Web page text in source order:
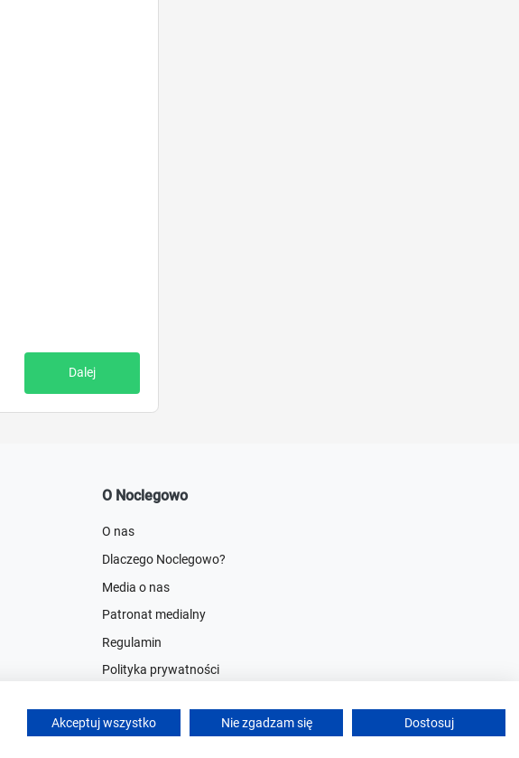
Dalej
O Noclegowo
O nas
Dlaczego Noclegowo?
Media o nas
Patronat medialny
Regulamin
Polityka prywatności
Centrum Pomocy
Akceptuj wszystko Nie zgadzam się Dostosuj